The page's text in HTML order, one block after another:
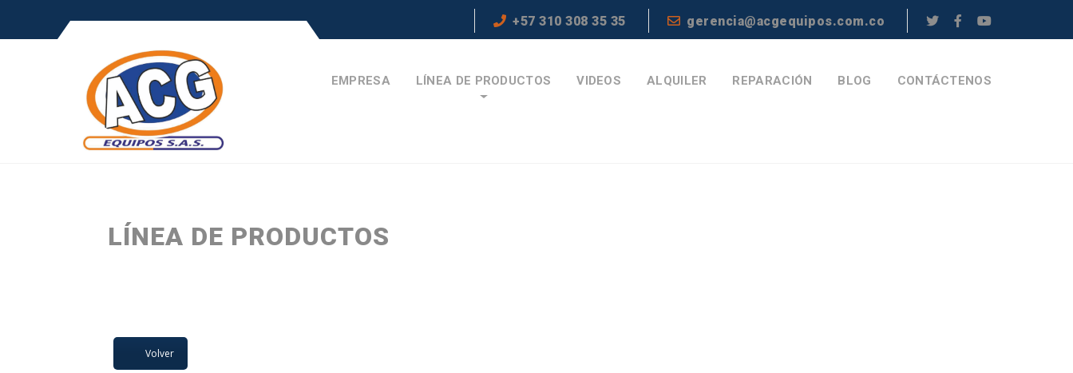
EMPRESA LÍNEA DE PRODUCTOS VIDEOS ALQUILER REPARACIÓN BLOG CONTÁCTENOS
+57 310 308 35 35 gerencia@acgequipos.com.co
LÍNEA DE PRODUCTOS
Volver